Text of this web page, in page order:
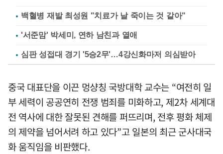
백혈병 재발 최성원 "치료가 날 죽이는 것 같아"
'서준맘' 박세미, 연하 남친과 열애
심판 성접대 경기 '5승2무'…4강신화마저 의심받아
중국 대표단을 이끈 멍샹칭 국방대학 교수는 “여전히 일
부 세력이 공공연히 전쟁 범죄를 미화하고, 제2차 세계대
전 역사에 대한 잘못된 견해를 퍼뜨리며, 전후 평화 체제
의 제약을 넘어서려 하고 있다”고 일본의 최근 군사대국
화 움직임을 비판했다.